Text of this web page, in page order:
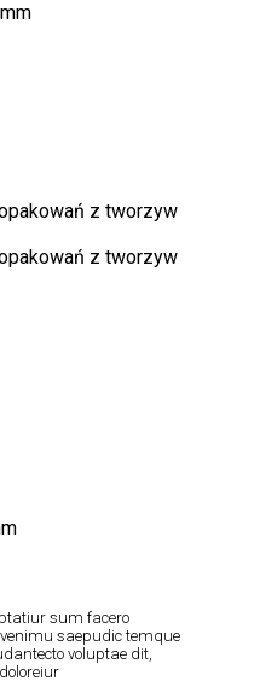
sum facero
saepudic temque
voluptae dit,